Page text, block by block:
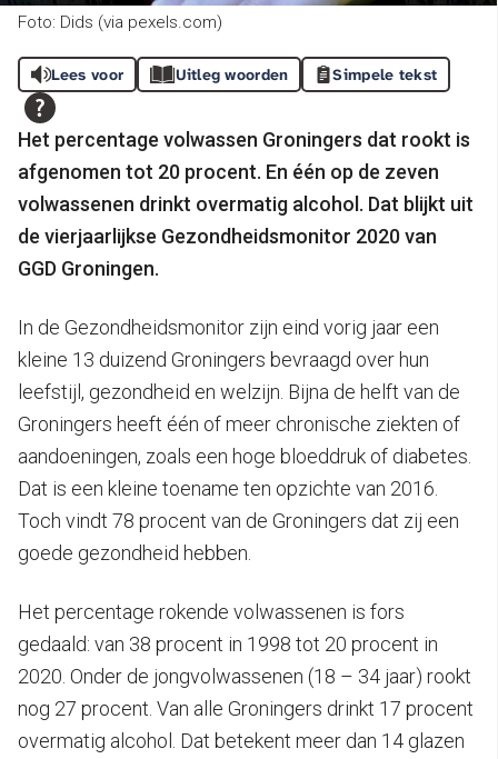
Foto: Dids (via pexels.com)
Lees voor Uitleg woorden Simpele tekst
Het percentage volwassen Groningers dat rookt is
afgenomen tot 20 procent. En één op de zeven
volwassenen drinkt overmatig alcohol. Dat blijkt uit
de vierjaarlijkse Gezondheidsmonitor 2020 van
GGD Groningen.
In de Gezondheidsmonitor zijn eind vorig jaar een
kleine 13 duizend Groningers bevraagd over hun
leefstijl, gezondheid en welzijn. Bijna de helft van de
Groningers heeft één of meer chronische ziekten of
aandoeningen, zoals een hoge bloeddruk of diabetes.
Dat is een kleine toename ten opzichte van 2016.
Toch vindt 78 procent van de Groningers dat zij een
goede gezondheid hebben.
Het percentage rokende volwassenen is fors
gedaald: van 38 procent in 1998 tot 20 procent in
2020. Onder de jongvolwassenen (18 – 34 jaar) rookt
nog 27 procent. Van alle Groningers drinkt 17 procent
overmatig alcohol. Dat betekent meer dan 14 glazen